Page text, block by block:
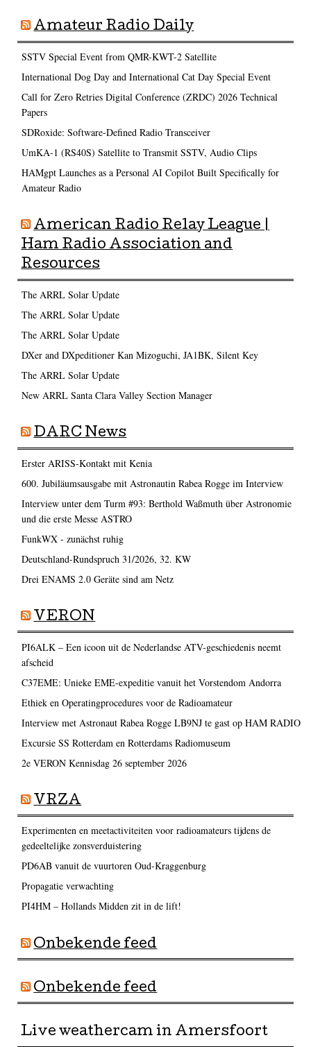
Amateur Radio Daily
SSTV Special Event from QMR-KWT-2 Satellite
International Dog Day and International Cat Day Special Event
Call for Zero Retries Digital Conference (ZRDC) 2026 Technical
Papers
SDRoxide: Software-Defined Radio Transceiver
UmKA-1 (RS40S) Satellite to Transmit SSTV, Audio Clips
HAMgpt Launches as a Personal AI Copilot Built Specifically for
Amateur Radio
American Radio Relay League |
Ham Radio Association and
Resources
The ARRL Solar Update
The ARRL Solar Update
The ARRL Solar Update
DXer and DXpeditioner Kan Mizoguchi, JA1BK, Silent Key
The ARRL Solar Update
New ARRL Santa Clara Valley Section Manager
DARC News
Erster ARISS-Kontakt mit Kenia
600. Jubiläumsausgabe mit Astronautin Rabea Rogge im Interview
Interview unter dem Turm #93: Berthold Waßmuth über Astronomie
und die erste Messe ASTRO
FunkWX - zunächst ruhig
Deutschland-Rundspruch 31/2026, 32. KW
Drei ENAMS 2.0 Geräte sind am Netz
VERON
PI6ALK – Een icoon uit de Nederlandse ATV-geschiedenis neemt
afscheid
C37EME: Unieke EME-expeditie vanuit het Vorstendom Andorra
Ethiek en Operatingprocedures voor de Radioamateur
Interview met Astronaut Rabea Rogge LB9NJ te gast op HAM RADIO
Excursie SS Rotterdam en Rotterdams Radiomuseum
2e VERON Kennisdag 26 september 2026
VRZA
Experimenten en meetactiviteiten voor radioamateurs tijdens de
gedeeltelijke zonsverduistering
PD6AB vanuit de vuurtoren Oud-Kraggenburg
Propagatie verwachting
PI4HM – Hollands Midden zit in de lift!
Onbekende feed
Onbekende feed
Live weathercam in Amersfoort